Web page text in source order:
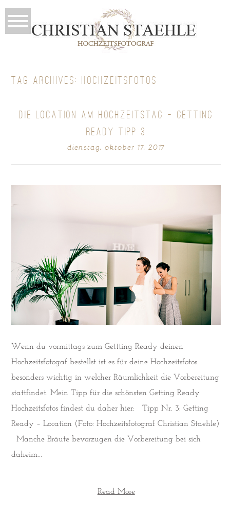
TAG ARCHIVES: HOCHZEITSFOTOS
DIE LOCATION AM HOCHZEITSTAG – GETTING
READY TIPP 3
dienstag, oktober 17, 2017
Wenn du vormittags zum Gettting Ready deinen
Hochzeitsfotogaf bestellst ist es für deine Hochzeitsfotos
besonders wichtig in welcher Räumlichkeit die Vorbereitung
stattfindet. Mein Tipp für die schönsten Getting Ready
Hochzeitsfotos findest du daher hier: Tipp Nr. 3: Getting
Ready – Location (Foto: Hochzeitsfotograf Christian Staehle)
Manche Bräute bevorzugen die Vorbereitung bei sich
daheim...
Read More